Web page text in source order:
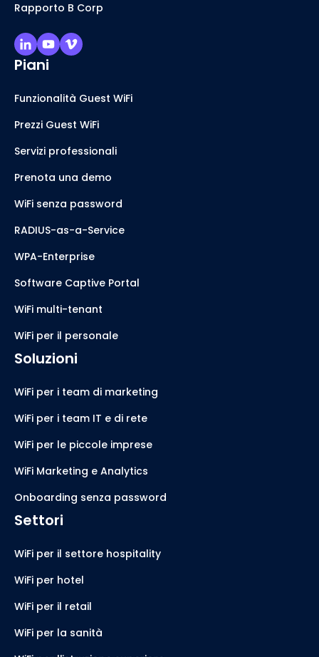
Rapporto B Corp
Piani
Funzionalità Guest WiFi
Prezzi Guest WiFi
Servizi professionali
Prenota una demo
WiFi senza password
RADIUS-as-a-Service
WPA-Enterprise
Software Captive Portal
WiFi multi-tenant
WiFi per il personale
Soluzioni
WiFi per i team di marketing
WiFi per i team IT e di rete
WiFi per le piccole imprese
WiFi Marketing e Analytics
Onboarding senza password
Settori
WiFi per il settore hospitality
WiFi per hotel
WiFi per il retail
WiFi per la sanità